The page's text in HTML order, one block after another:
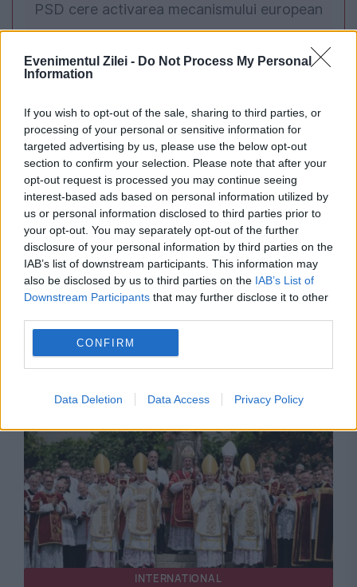
Evenimentul Zilei - Do Not Process My Personal
Information
If you wish to opt-out of the sale, sharing to third parties, or
processing of your personal or sensitive information for
targeted advertising by us, please use the below opt-out
section to confirm your selection. Please note that after your
opt-out request is processed you may continue seeing
interest-based ads based on personal information utilized by
us or personal information disclosed to third parties prior to
your opt-out. You may separately opt-out of the further
disclosure of your personal information by third parties on the
IAB’s list of downstream participants. This information may
also be disclosed by us to third parties on the IAB’s List of
Downstream Participants that may further disclose it to other
CONFIRM
Data Deletion Data Access Privacy Policy
PSD cere activarea mecanismului european
de urgență pentru energie și susține
menținerea centralelor pe cărbune. Critici la
SPORT
Campionatul Mondial. Argentina a trecut de
Elveția, scor 3-1. „Pumele” dau în semifinale
INTERNATIONAL